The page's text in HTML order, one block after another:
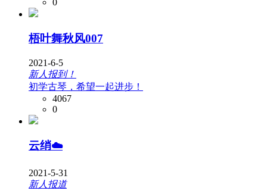
0
梧叶舞秋风007
2021-6-5
新人报到！
初学古琴，希望一起进步！
4067
0
云绡☁️
2021-5-31
新人报道